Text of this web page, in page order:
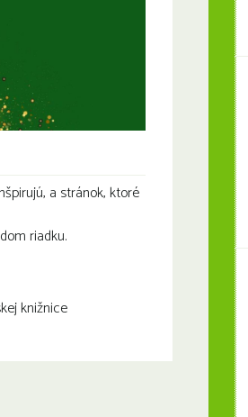
a stránok, ktoré
riadku.
knižnice